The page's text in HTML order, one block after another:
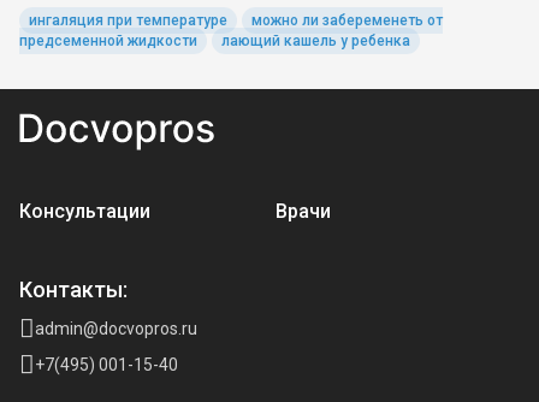
ингаляция при температуре
можно ли забеременеть от
предсеменной жидкости
лающий кашель у ребенка
Консультации Врачи
Контакты:
admin@docvopros.ru
+7(495) 001-15-40